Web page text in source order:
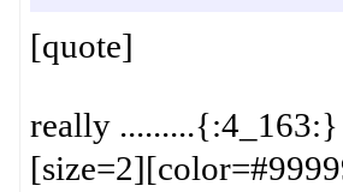
[quote]
really .........{:4_163:}